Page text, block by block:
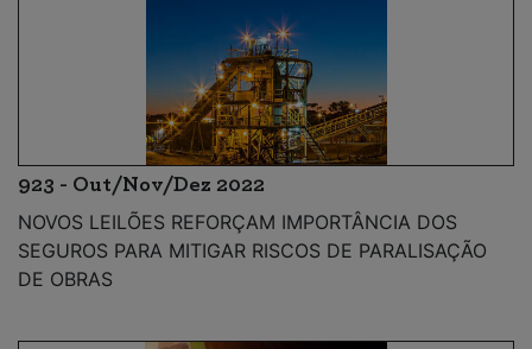
923 - Out/Nov/Dez 2022
NOVOS LEILÕES REFORÇAM IMPORTÂNCIA DOS
SEGUROS PARA MITIGAR RISCOS DE PARALISAÇÃO
DE OBRAS